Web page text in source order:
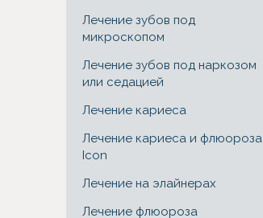
Лечение зубов под
микроскопом
Лечение зубов под наркозом
или седацией
Лечение кариеса
Лечение кариеса и флюороза
Icon
Лечение на элайнерах
Лечение флюороза